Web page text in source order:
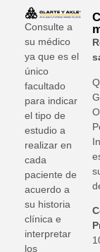
Consulte a
su médico
ya que es el
único
facultado
para indicar
el tipo de
estudio a
realizar en
cada
paciente de
acuerdo a
su historia
clínica e
interpretar
los